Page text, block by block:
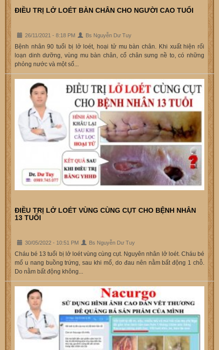
ĐIỀU TRỊ LỞ LOÉT BÀN CHÂN CHO NGƯỜI CAO TUỔI
26/11/2021 - 8:18 PM Bs Nguyễn Dư Tuy
Bệnh nhân 90 tuổi bị lở loét, hoại tử mu bàn chân. Khi xuất hiện rối
loạn dinh dưỡng, vùng mu bàn chân, cổ chân sưng nề to, có những
phỏng nước và một số...
ĐIỀU TRỊ LỞ LOÉT VÙNG CÙNG CỤT CHO BỆNH NHÂN
13 TUỔI
30/05/2022 - 10:51 PM Bs Nguyễn Dư Tuy
Cháu bé 13 tuổi bị lở loét vùng cùng cụt. Nguyên nhân lở loét. Cháu bé
mổ u nang buồng trứng, sau khi mổ, do đau nên nằm bất động 1 chỗ.
Do nằm bất động không...